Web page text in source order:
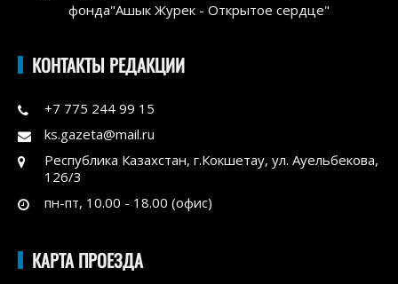
фонда"Ашык Журек - Открытое сердце"
КОНТАКТЫ РЕДАКЦИИ
+7 775 244 99 15
ks.gazeta@mail.ru
Республика Казахстан, г.Кокшетау, ул. Ауельбекова,
126/3
пн-пт, 10.00 - 18.00 (офис)
КАРТА ПРОЕЗДА